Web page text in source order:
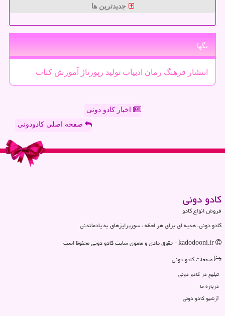
جدیدترین ها
تگها
انتشار فرهنگ رمان ادبیات تولید رپورتاژ آموزش كتاب
اخبار کادو دونی
صفحه اصلی کادودونی
كادو دونی
فروش انواع کادو
کادو دونی، هدیه ای برای هر لحظه ، سورپرایزهای به یادماندنی
صفحات كادو دونی
تبلیغ در كادو دونی
درباره ما
آرشیو كادو دونی